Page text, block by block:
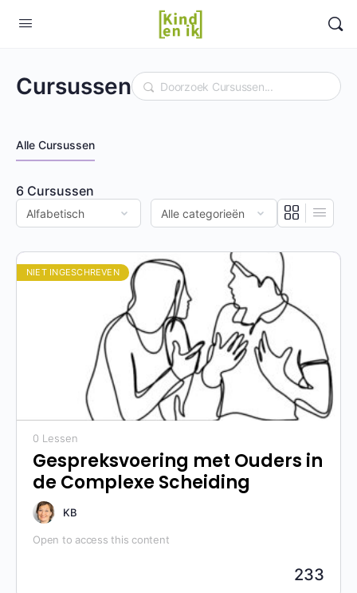
CursussenDoorzoek
Alle Cursussen
6 Cursussen
NIET INGESCHREVEN
0 Lessen
Gespreksvoering met Ouders in
de Complexe Scheiding
KB
Open to access this content
233